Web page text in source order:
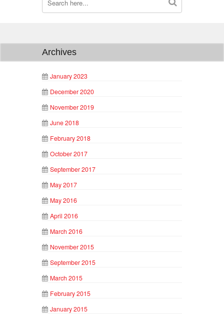
Archives
January 2023
December 2020
November 2019
June 2018
February 2018
October 2017
September 2017
May 2017
May 2016
April 2016
March 2016
November 2015
September 2015
March 2015
February 2015
January 2015